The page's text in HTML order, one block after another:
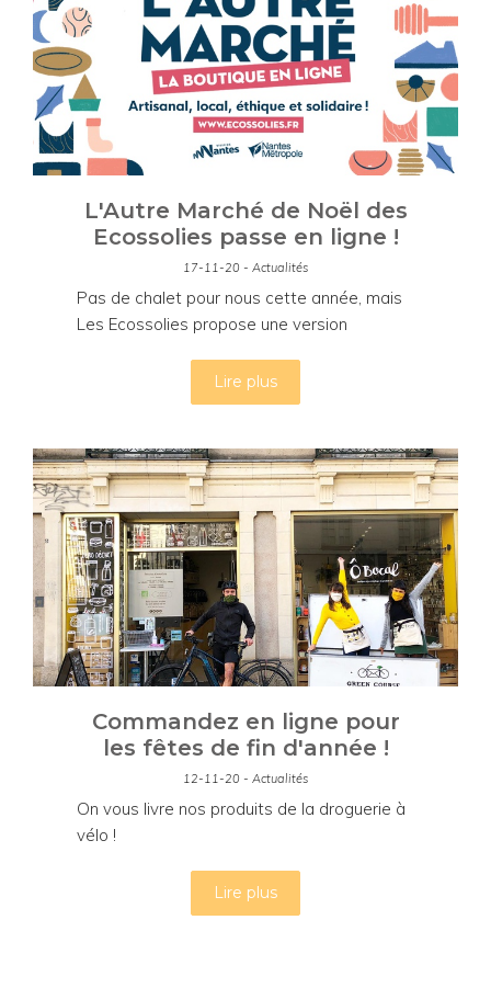
L'Autre Marché de Noël des
Ecossolies passe en ligne !
17-11-20 - Actualités
Pas de chalet pour nous cette année, mais
Les Ecossolies propose une version
mode durable, éthique et solidaire !
Lire plus
Commandez en ligne pour
les fêtes de fin d'année !
12-11-20 - Actualités
On vous livre nos produits de la droguerie à
vélo !
Lire plus